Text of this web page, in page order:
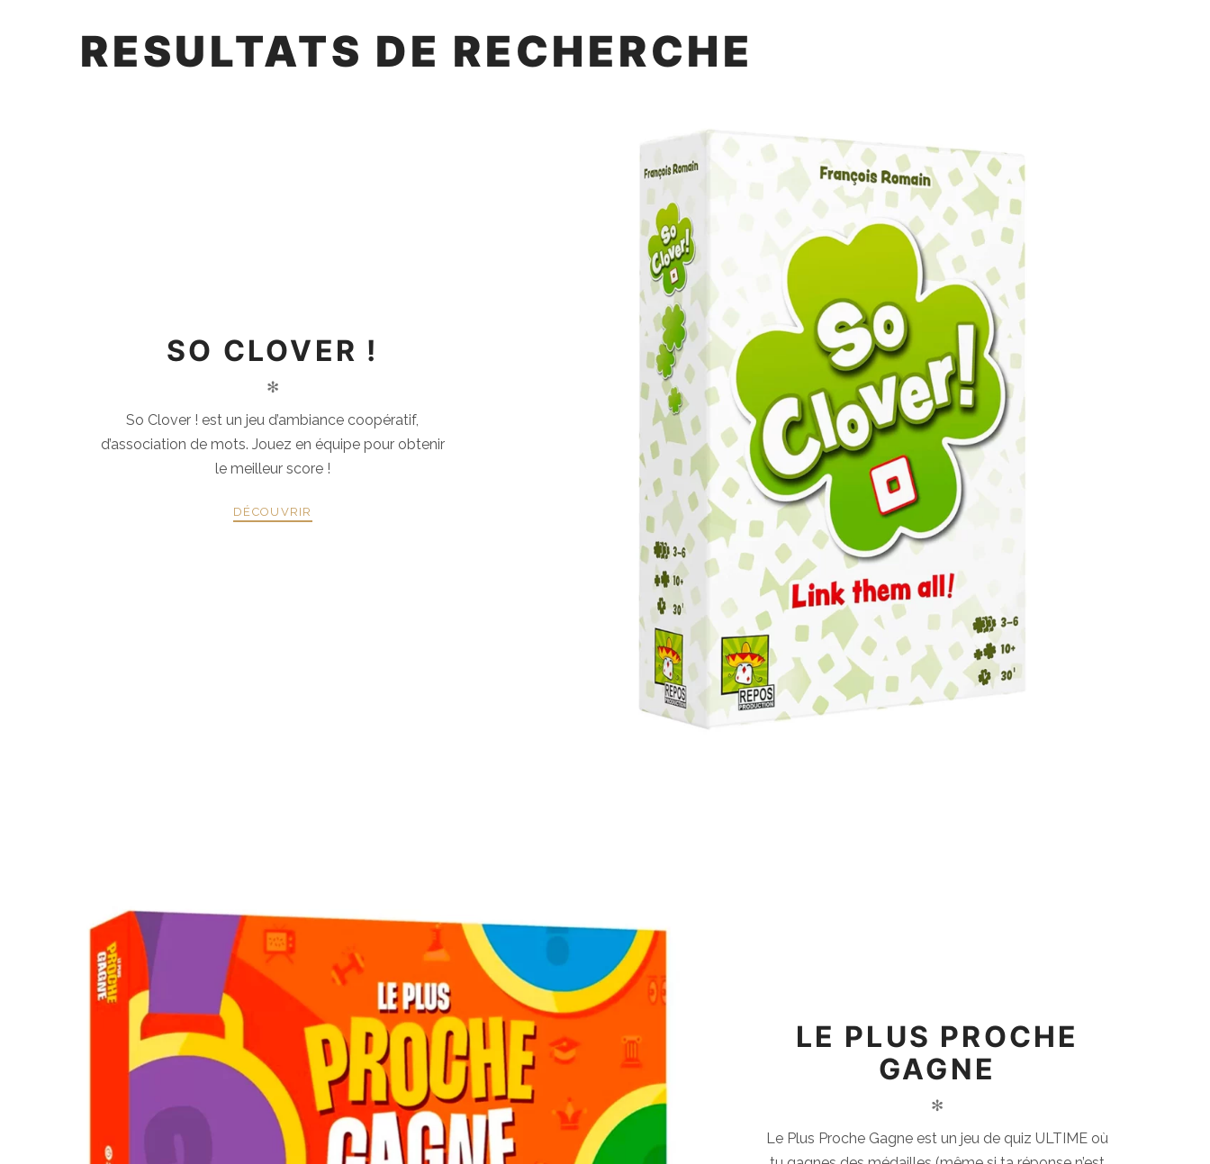
RESULTATS DE RECHERCHE
SO CLOVER !
✻
So Clover ! est un jeu d’ambiance coopératif,
d’association de mots. Jouez en équipe pour obtenir
le meilleur score !
DÉCOUVRIR
LE PLUS PROCHE
GAGNE
✻
Le Plus Proche Gagne est un jeu de quiz ULTIME où